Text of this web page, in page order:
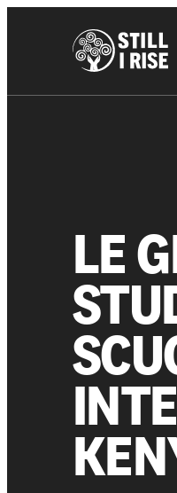
Chi siamo
LE